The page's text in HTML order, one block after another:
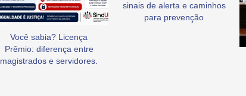
Você sabia? Licença
Prêmio: diferença entre
magistrados e servidores.
sinais de alerta e caminhos
para prevenção